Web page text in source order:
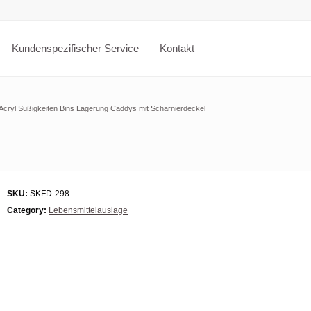
Kundenspezifischer Service Kontakt
Süßigkeiten Bins Lagerung Caddys mit Scharnierdeckel
SKU: SKFD-298
Category: Lebensmittelauslage